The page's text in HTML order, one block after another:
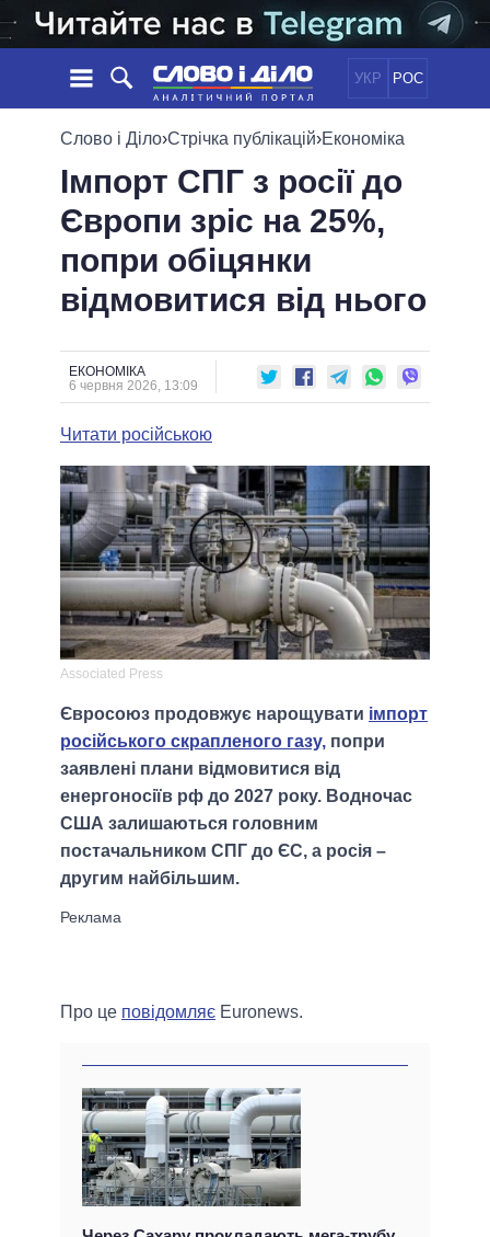
УКР РОС
НОВИНИ
СТРІЧКА
ПОДІЇ
СТАТТІ
ДУМКИ
ОГЛЯДИ
ДАЙДЖЕСТИ
ПОЛІТИКА
ЕКОНОМІКА
СУСПІЛЬСТВО
СВІТ
ОБIЦЯНКИ
ПОЛIТИКИ
УСІ ПОЛІТИКИ
ПРЕЗИДЕНТ І ОФІС
ВЕРХОВНА РАДА
КАБІНЕТ МІНІСТРІВ
МЕРИ МІСТ
ВСІ ПЕРСОНИ
ІНФОГРАФІКА
ПІДТРИМАТИ
ПОРІВНЯННЯ ПОЛІТИКІВ
Слово і Діло›Стрічка публікацій›Економіка
Імпорт СПГ з росії до
Європи зріс на 25%,
попри обіцянки
відмовитися від нього
ЕКОНОМІКА
6 червня 2026, 13:09
Читати російською
Associated Press
Євросоюз продовжує нарощувати імпорт
російського скрапленого газу, попри
заявлені плани відмовитися від
енергоносіїв рф до 2027 року. Водночас
США залишаються головним
постачальником СПГ до ЄС, а росія –
другим найбільшим.
Про це повідомляє Еuronews.